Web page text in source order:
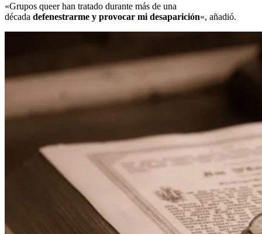
«Grupos queer han tratado durante más de una
década defenestrarme y provocar mi desaparición«, añadió.